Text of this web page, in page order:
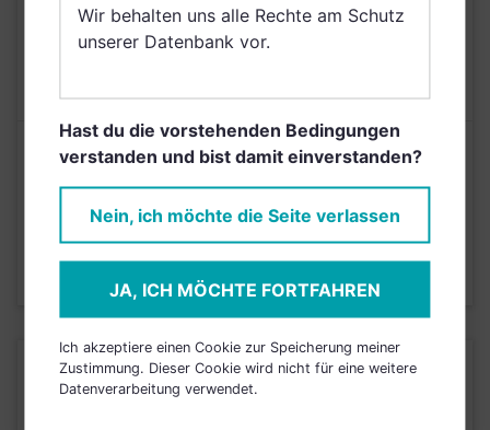
AUSGABEAUFSCHLAG 5,00%
Risikoeinstufung laut Anbieter (KID)
2 3 4 5 6
Stand 31.05.2025
KURSENTWICKLUNG
Wir behalten uns alle Rechte am Schutz
unserer Datenbank vor.
Hast du die vorstehenden Bedingungen
verstanden und bist damit einverstanden?
Nein, ich möchte die Seite verlassen
JA, ICH MÖCHTE FORTFAHREN
Ich akzeptiere einen Cookie zur Speicherung meiner
Zustimmung. Dieser Cookie wird nicht für eine weitere
Datenverarbeitung verwendet.